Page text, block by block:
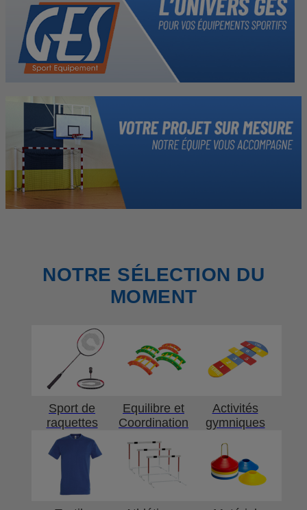
NOTRE SÉLECTION DU
MOMENT
Sport de
raquettes
Equilibre et
Coordination
Activités
gymniques